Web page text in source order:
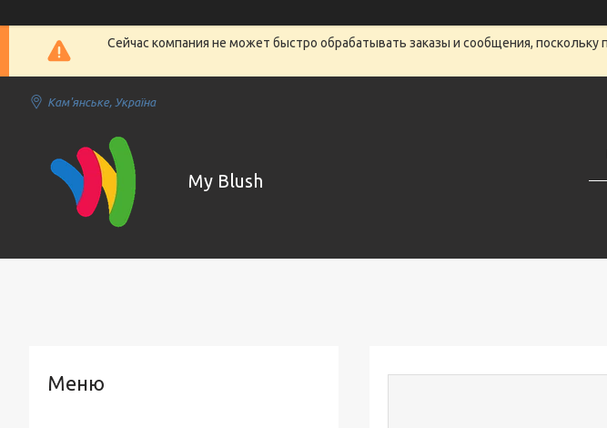
Сейчас компания не может быстро обрабатывать заказы и сообщения,
Кам'янське, Україна
My Blush